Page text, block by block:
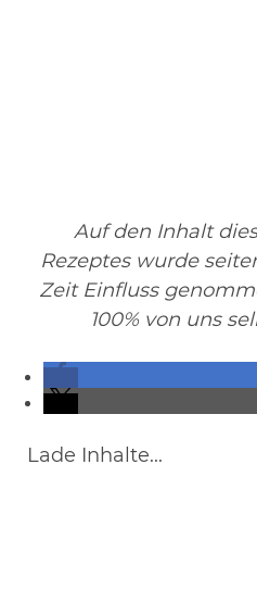
Auf den Inhalt
Rezeptes wurde
Zeit Einfluss
100% von uns
Lade Inhalte...